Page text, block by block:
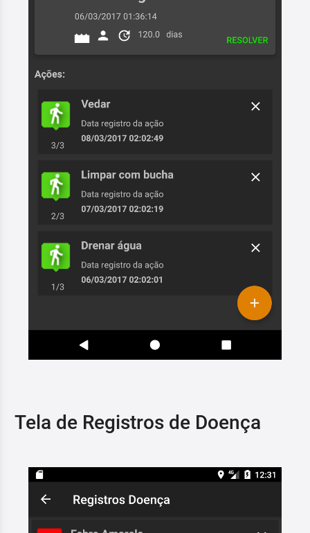
Tela de Registros de Doença